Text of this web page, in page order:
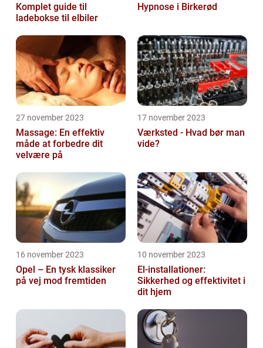
Komplet guide til
ladebokse til elbiler
Hypnose i Birkerød
27 november 2023
Massage: En effektiv
måde at forbedre dit
velvære på
17 november 2023
Værksted - Hvad bør man
vide?
16 november 2023
Opel – En tysk klassiker
på vej mod fremtiden
10 november 2023
El-installationer:
Sikkerhed og effektivitet i
dit hjem